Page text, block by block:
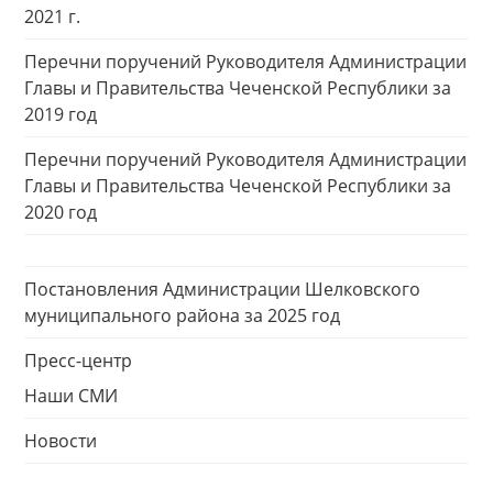
2021 г.
Перечни поручений Руководителя Администрации
Главы и Правительства Чеченской Республики за
2019 год
Перечни поручений Руководителя Администрации
Главы и Правительства Чеченской Республики за
2020 год
Постановления Администрации Шелковского
муниципального района за 2025 год
Пресс-центр
Наши СМИ
Новости